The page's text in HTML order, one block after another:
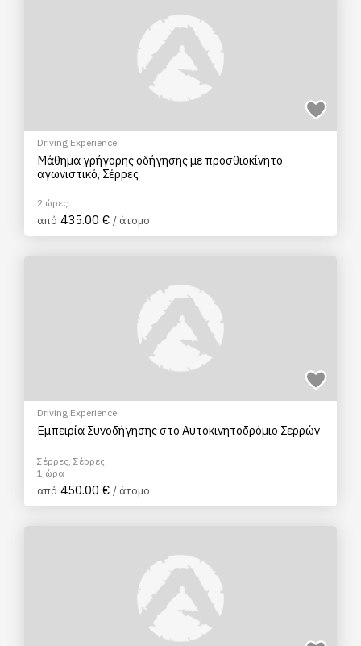
Driving Experience
Μάθημα γρήγορης οδήγησης με προσθιοκίνητο
αγωνιστικό, Σέρρες
2 ώρες
από 435.00 € / άτομο
Driving Experience
Εμπειρία Συνοδήγησης στο Αυτοκινητοδρόμιο Σερρών
Σέρρες, Σέρρες
1 ώρα
από 450.00 € / άτομο